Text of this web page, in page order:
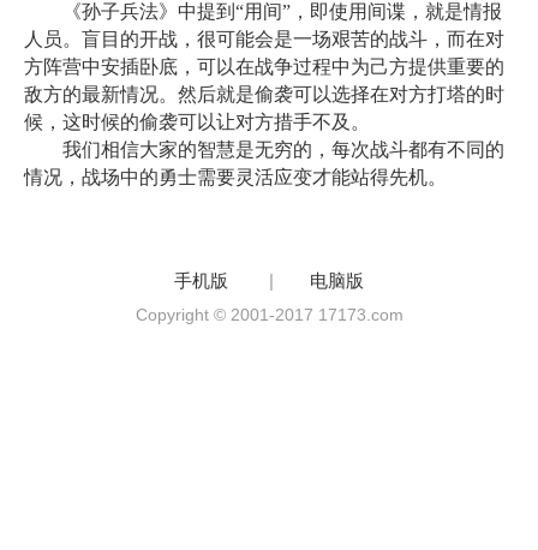
《孙子兵法》中提到“用间”，即使用间谍，就是情报
人员。盲目的开战，很可能会是一场艰苦的战斗，而在对
方阵营中安插卧底，可以在战争过程中为己方提供重要的
敌方的最新情况。然后就是偷袭可以选择在对方打塔的时
候，这时候的偷袭可以让对方措手不及。
我们相信大家的智慧是无穷的，每次战斗都有不同的
情况，战场中的勇士需要灵活应变才能站得先机。
手机版 | 电脑版
Copyright © 2001-2017 17173.com